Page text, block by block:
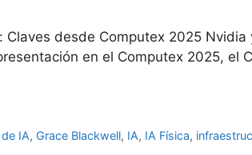
desde Computex 2025
en el Computex 2025, el
IA, Grace Blackwell, IA, IA Física,